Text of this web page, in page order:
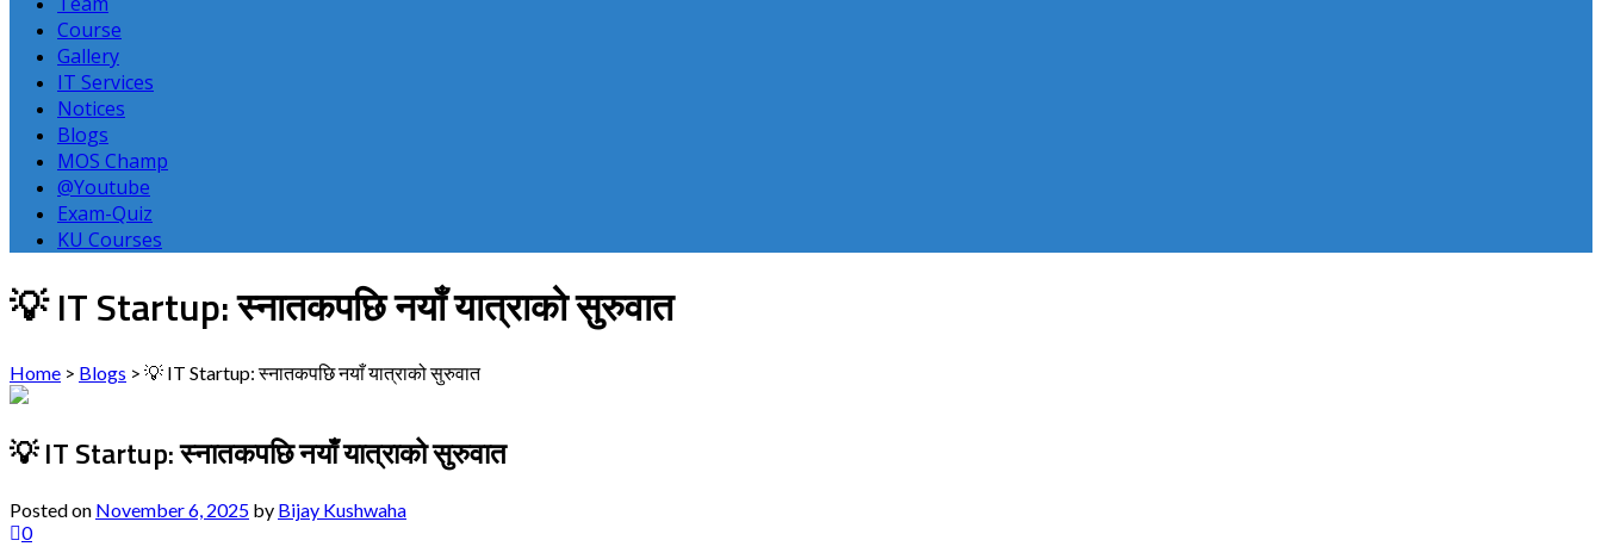
Course
Gallery
IT Services
Notices
Blogs
MOS Champ
@Youtube
Exam-Quiz
KU Courses
💡 IT Startup: स्नातकपछि नयाँ यात्राको सुरुवात
Home > Blogs > 💡 IT Startup: स्नातकपछि नयाँ यात्राको सुरुवात
💡 IT Startup: स्नातकपछि नयाँ यात्राको सुरुवात
Posted on November 6, 2025 by Bijay Kushwaha
0